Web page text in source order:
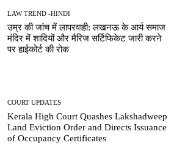
LAW TREND -HINDI
उम्र की जांच में लापरवाही: लखनऊ के आर्य समाज
मंदिर में शादियों और मैरिज सर्टिफिकेट जारी करने
पर हाईकोर्ट की रोक
COURT UPDATES
Kerala High Court Quashes Lakshadweep
Land Eviction Order and Directs Issuance
of Occupancy Certificates